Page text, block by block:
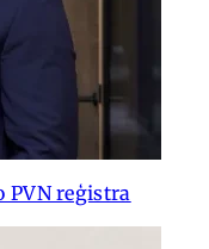
PVN reģistra